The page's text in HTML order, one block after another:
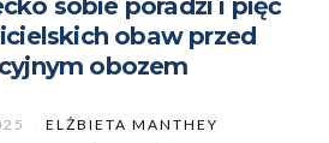
sobie poradzi i pięć
obaw przed
obozem
ELŻBIETA MANTHEY